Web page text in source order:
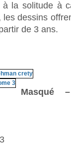
la solitude à
dessins
de 3 ans.
Masqué